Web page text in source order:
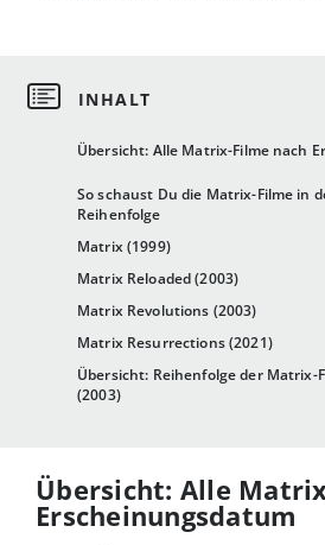
Übersicht: Alle Matrix-Filme nach
So schaust Du die Matrix-Filme in
Reihenfolge
Matrix (1999)
Matrix Reloaded (2003)
Matrix Revolutions (2003)
Matrix Resurrections (2021)
Übersicht: Reihenfolge der Matrix-
(2003)
Übersicht: Alle
Erscheinungsdatum